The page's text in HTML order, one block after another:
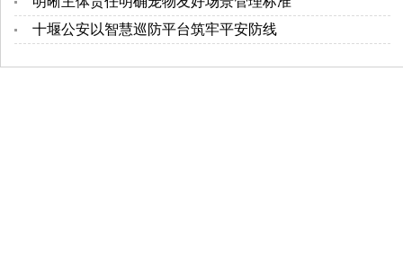
十堰公安以智慧巡防平台筑牢平安防线